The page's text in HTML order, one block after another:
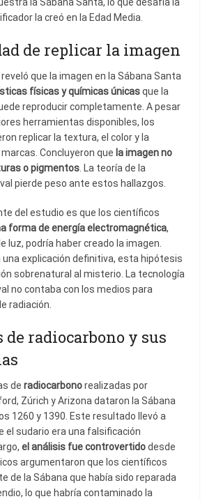
la creó en la Edad Media.
de replicar la imagen
reveló que la imagen en la Sábana Santa
físicas y químicas únicasque la
reproducir completamente. A pesar
herramientas disponibles, los
replicar la textura, el color y la
Concluyeron que la imagen no
o pigmentos . La teoría de la
pierde peso ante estos hallazgos.
del estudio es que los científicos
forma de energía electromagnética,
luz, podría haber creado la imagen.
una explicación definitiva, esta hipótesis
sobrenatural al misterio. La tecnología
no contaba con los medios para
radiación.
de radiocarbono y sus
deradiocarbonorealizadas por
Zúrich y Arizona dataron la Sábana
1260 y 1390. Este resultado llevó a
el sudario era una falsificación
el análisis fue controvertidodesde
argumentaron que los científicos
de la Sábana que había sido reparada
lo que habría contaminado la